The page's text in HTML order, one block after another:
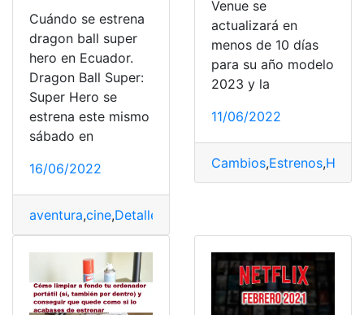
Cuándo se estrena
dragon ball super
hero en Ecuador.
Dragon Ball Super:
Super Hero se
estrena este mismo
sábado en
16/06/2022
aventura,cine,Detalles
Venue se
actualizará en
menos de 10 días
para su año modelo
2023 y la
11/06/2022
Cambios,Estrenos,